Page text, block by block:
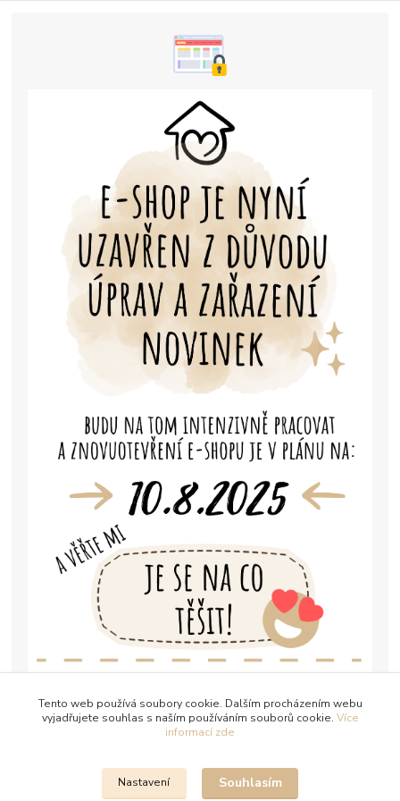
Tento web používá soubory cookie. Dalším procházením webu
vyjadřujete souhlas s naším používáním souborů cookie. Více
informací zde
Nastavení Souhlasím